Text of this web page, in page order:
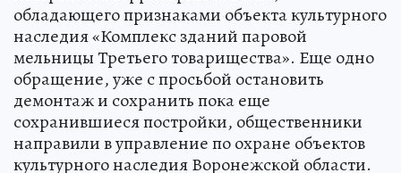
обладающего признаками объекта культурного
наследия «Комплекс зданий паровой
мельницы Третьего товарищества». Еще одно
обращение, уже с просьбой остановить
демонтаж и сохранить пока еще
сохранившиеся постройки, общественники
направили в управление по охране объектов
культурного наследия Воронежской области.